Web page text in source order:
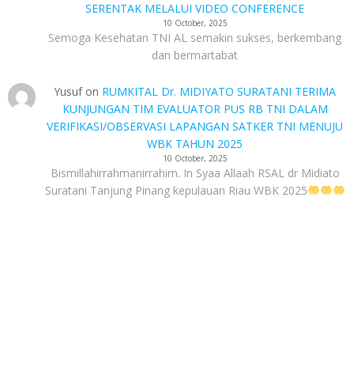
SERENTAK MELALUI VIDEO CONFERENCE
10 October, 2025
Semoga Kesehatan TNI AL semakin sukses, berkembang
dan bermartabat
Yusufon RUMKITAL Dr. MIDIYATO SURATANI TERIMA
KUNJUNGAN TIM EVALUATOR PUS RB TNI DALAM
VERIFIKASI/OBSERVASI LAPANGAN SATKER TNI MENUJU
WBK TAHUN 2025
10 October, 2025
Bismillahirrahmanirrahim. In Syaa Allaah RSAL dr Midiato
Suratani Tanjung Pinang kepulauan Riau WBK 2025